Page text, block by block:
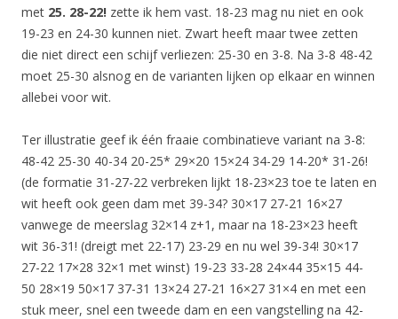
met 25. 28-22! zette ik hem vast. 18-23 mag nu niet en ook
19-23 en 24-30 kunnen niet. Zwart heeft maar twee zetten
die niet direct een schijf verliezen: 25-30 en 3-8. Na 3-8 48-42
moet 25-30 alsnog en de varianten lijken op elkaar en winnen
allebei voor wit.
Ter illustratie geef ik één fraaie combinatieve variant na 3-8:
48-42 25-30 40-34 20-25* 29×20 15×24 34-29 14-20* 31-26!
(de formatie 31-27-22 verbreken lijkt 18-23×23 toe te laten en
wit heeft ook geen dam met 39-34? 30×17 27-21 16×27
vanwege de meerslag 32×14 z+1, maar na 18-23×23 heeft
wit 36-31! (dreigt met 22-17) 23-29 en nu wel 39-34! 30×17
27-22 17×28 32×1 met winst) 19-23 33-28 24×44 35×15 44-
50 28×19 50×17 37-31 13×24 27-21 16×27 31×4 en met een
stuk meer, snel een tweede dam en een vangstelling na 42-